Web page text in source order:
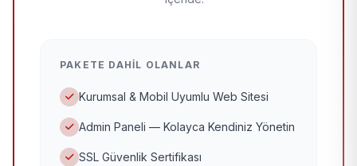
PAKETE DAHIL OLANLAR
Kurumsal & Mobil Uyumlu Web Sitesi
Admin Paneli — Kolayca Kendiniz Yönetin
SSL Güvenlik Sertifikası